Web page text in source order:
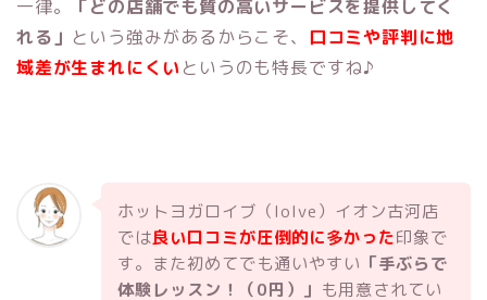
一律。
「どの店舗でも質の高いサービスを提供してく
れる」 という強みがあるからこそ、 口コミや評判に地
域差が生まれにくい というのも特長ですね♪
ホットヨガロイブ（loIve）イオン古河店
では良い口コミが圧倒的に多かった印象で
す。また初めてでも通いやすい 「手ぶらで
体験レッスン！（0円）」 も用意されてい